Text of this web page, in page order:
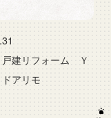
建リフォーム Ｙ
アリモ